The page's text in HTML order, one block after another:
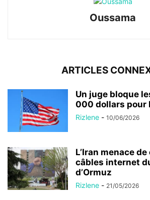
Oussama
ARTICLES
Un juge bloque
000 dollars pour
Rizlene - 10/06/2026
L’Iran menace
câbles internet
d’Ormuz
Rizlene - 21/05/2026